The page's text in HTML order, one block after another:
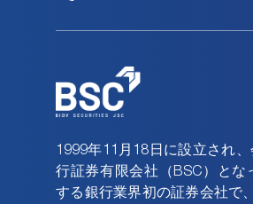
1999年11月18日に設立され
行証券有限会社（BSC）と
する銀行業界初の証券会社で